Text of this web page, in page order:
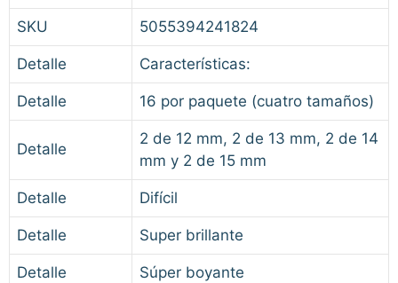
SKU 5055394241824
Detalle Características:
Detalle 16 por paquete (cuatro tamaños)
Detalle
2 de 12 mm, 2 de 13 mm, 2 de 14
mm y 2 de 15 mm
Detalle Difícil
Detalle Super brillante
Detalle Súper boyante